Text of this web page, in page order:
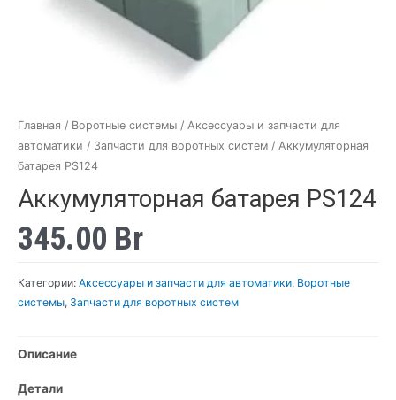
Главная / Воротные системы / Аксессуары и запчасти для
автоматики / Запчасти для воротных систем / Аккумуляторная
батарея PS124
Аккумуляторная батарея PS124
345.00 Br
Категории: Аксессуары и запчасти для автоматики, Воротные
системы, Запчасти для воротных систем
Описание
Детали